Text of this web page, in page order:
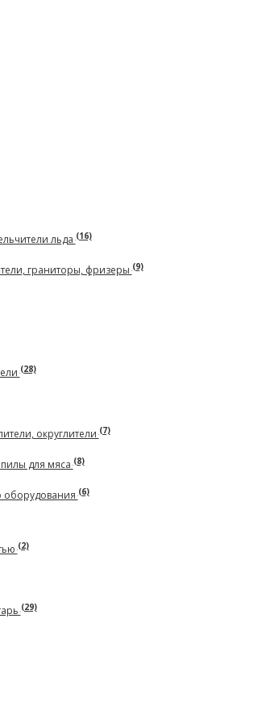
льда(16)
граниторы, фризеры(9)
(28)
округлители(7)
для мяса(8)
оборудования(6)
(2)
(29)